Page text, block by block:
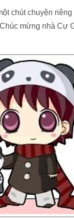
chút chuyện
mừng nhà Cự